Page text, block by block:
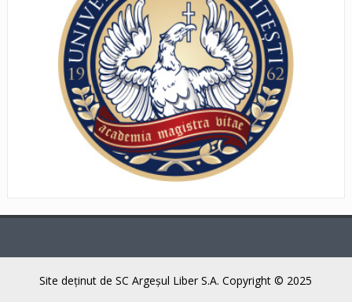
Site deţinut de SC Argeşul Liber S.A. Copyright © 2025